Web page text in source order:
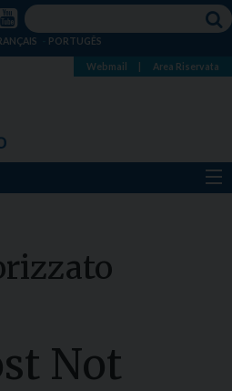
PORTUGÊS
Webmail Area Riservata
Not